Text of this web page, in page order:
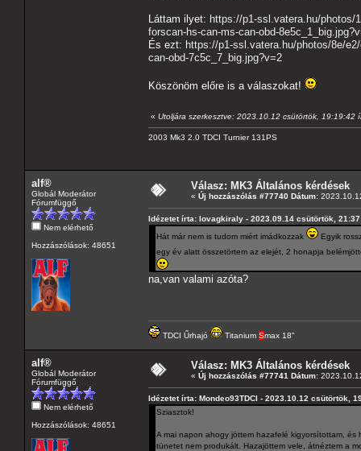
Láttam ilyet: https://p1-ssl.vatera.hu/photos/
forscan-hs-can-ms-can-obd-
És ezt: https://p1-ssl.vatera.hu/photos/8e/
can-obd-7c5c_7_big.jpg?v=2
Köszönöm előre is a válaszokat!
« Utoljára szerkesztve: 2023.10.12 csütörtök, 19:19:42
2003 Mk3 2.0 TDCI Turnier 131PS
alf®
Globál Moderátor
Fórumfüggő
Nem elérhető
Hozzászólások: 48651
Válasz: MK3 Általános kérdések
« Új hozzászólás #77740 Dátum:
Idézetet írta: lovagkiraly - 2023.09.14 csütörtök,
Hát már nem is tudom miért imádkozzak
Egyik
egy év alatt összetörtem az elejét, 2 honapja
na,van valami azóta?
TDCI Űrhajó Titanium Smax 18"
alf®
Globál Moderátor
Fórumfüggő
Nem elérhető
Hozzászólások: 48651
Válasz: MK3 Általános kérdések
« Új hozzászólás #77741 Dátum:
Idézetet írta: Mondeo93TDCI - 2023.10.12 csütörtök,
Sziasztok!
A mai napon ahogy jöttem hazafelé kigyorsítottam,
tünetet nem produkált. Hazajöttem vele, átnéztem a